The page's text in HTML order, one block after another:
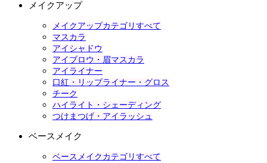
メイクアップ
メイクアップカテゴリすべて
マスカラ
アイシャドウ
アイブロウ・眉マスカラ
アイライナー
口紅・リップライナー・グロス
チーク
ハイライト・シェーディング
つけまつげ・アイラッシュ
ベースメイク
ベースメイクカテゴリすべて